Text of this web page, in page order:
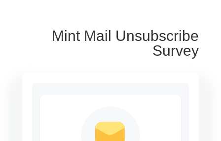
Mint Mail Unsubscribe
Survey